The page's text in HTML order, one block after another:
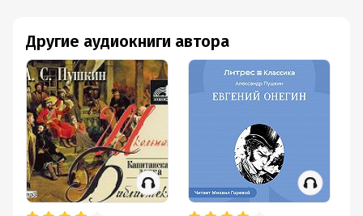
Другие аудиокниги автора